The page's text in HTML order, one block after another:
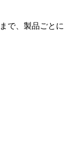
で、製品ごとに